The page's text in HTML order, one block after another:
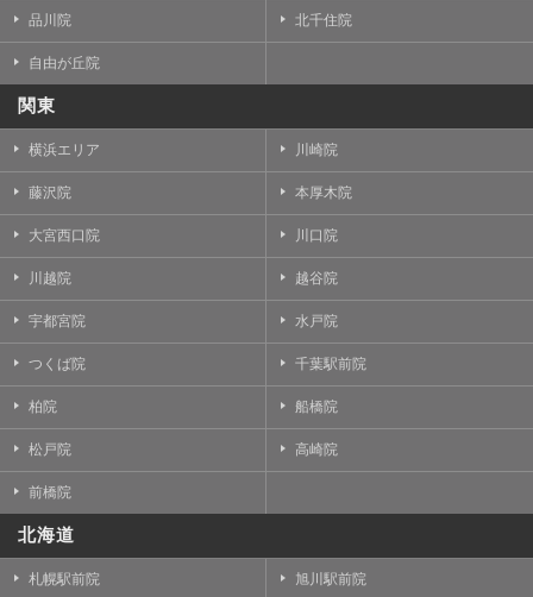
品川院 北千住院
自由が丘院
関東
横浜エリア 川崎院
藤沢院 本厚木院
大宮西口院 川口院
川越院 越谷院
宇都宮院 水戸院
つくば院 千葉駅前院
柏院 船橋院
松戸院 高崎院
前橋院
北海道
札幌駅前院 旭川駅前院